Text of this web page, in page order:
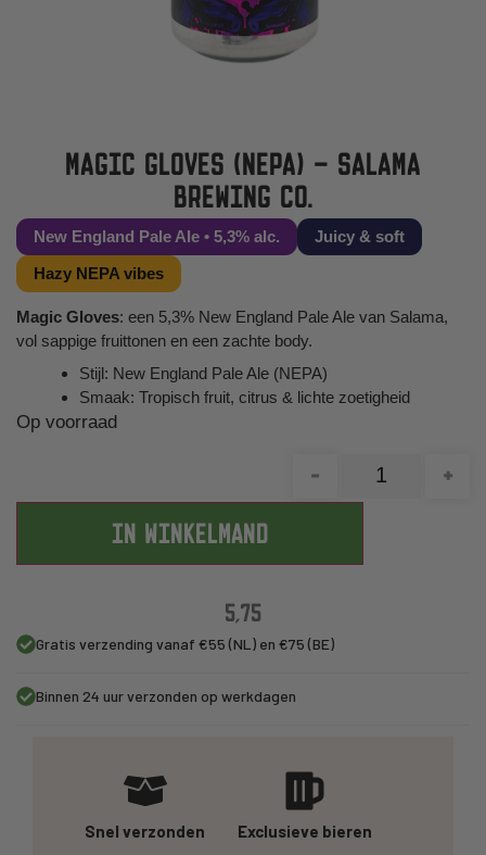
MAGIC GLOVES (NEPA) – SALAMA
BREWING CO.
New England Pale Ale • 5,3% alc.
Juicy & soft
Hazy NEPA vibes
Magic Gloves: een 5,3% New England Pale Ale van Salama,
vol sappige fruittonen en een zachte body.
Stijl: New England Pale Ale (NEPA)
Smaak: Tropisch fruit, citrus & lichte zoetigheid
Op voorraad
-
+
IN WINKELMAND
5,75
Gratis verzending vanaf €55 (NL) en €75 (BE)
Binnen 24 uur verzonden op werkdagen
Snel verzonden Exclusieve bieren